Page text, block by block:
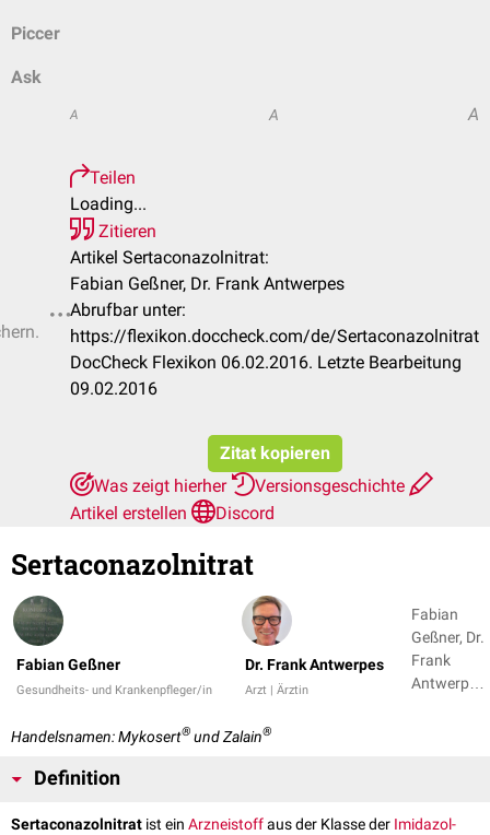
Piccer
Ask
A A A
Teilen
Loading...
Zitieren
Artikel Sertaconazolnitrat:
Fabian Geßner, Dr. Frank Antwerpes
Abrufbar unter:
https://flexikon.doccheck.com/de/Sertaconazolnitrat
DocCheck Flexikon 06.02.2016. Letzte Bearbeitung
09.02.2016
Zitat kopieren
Was zeigt hierher
Versionsgeschichte
Artikel erstellen
Discord
Sertaconazolnitrat
Fabian Geßner
Gesundheits- und Krankenpfleger/in
Dr. Frank Antwerpes
Arzt | Ärztin
Fabian
Geßner, Dr.
Frank
Antwerpes
Handelsnamen: Mykosert® und Zalain®
Definition
Sertaconazolnitrat ist ein Arzneistoffaus der Klasse der Imidazol-